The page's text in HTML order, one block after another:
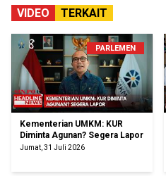
VIDEO TERKAIT
PARLEMEN
Kementerian UMKM: KUR
Diminta Agunan? Segera Lapor
Jumat, 31 Juli 2026